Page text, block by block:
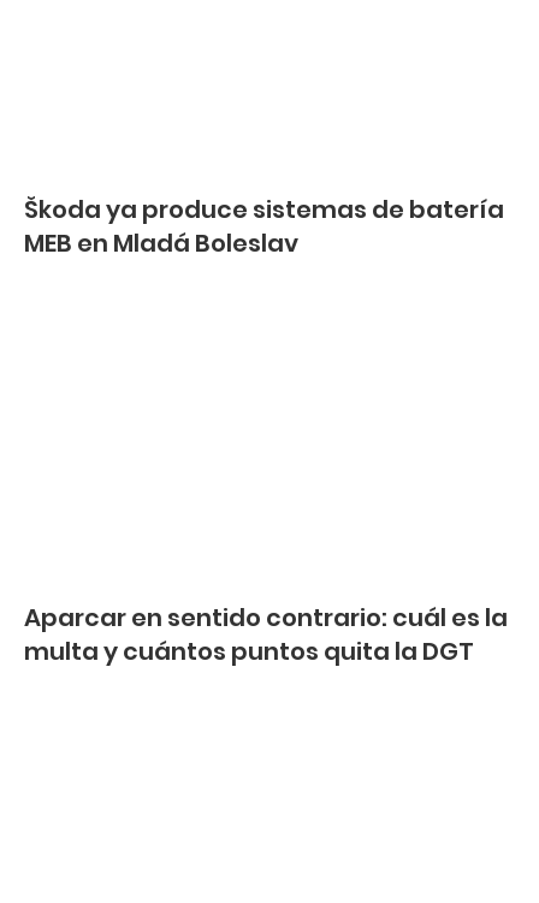
Škoda ya produce sistemas de batería
MEB en Mladá Boleslav
Aparcar en sentido contrario: cuál es la
multa y cuántos puntos quita la DGT